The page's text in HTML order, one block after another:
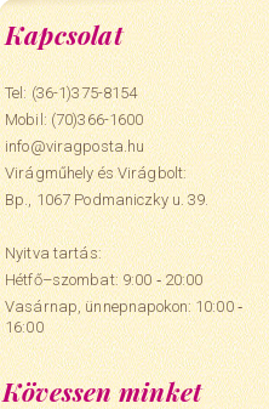
Kapcsolat
Tel: (36-1)375-8154
Mobil:(70)366-1600
info@viragposta.hu
Virágműhely és Virágbolt:
Bp., 1067 Podmaniczky u. 39.
Nyitva tartás:
Hétfő–szombat: 9:00 ‑ 20:00
Vasárnap, ünnepnapokon: 10:00 ‑
16:00
Kövessen minket